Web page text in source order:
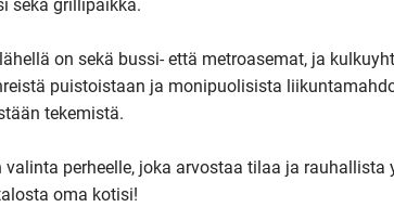
sekä grillipaikka.
on sekä bussi- että metroasemat, ja
puistoistaan ja monipuolisista
tekemistä.
perheelle, joka arvostaa tilaa ja
oma kotisi!